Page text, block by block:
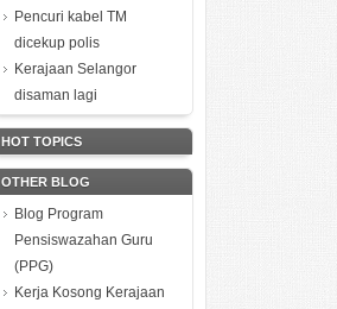
Pencuri kabel TM
dicekup polis
Kerajaan Selangor
disaman lagi
HOT TOPICS
OTHER BLOG
Blog Program
Pensiswazahan Guru
(PPG)
Kerja Kosong Kerajaan